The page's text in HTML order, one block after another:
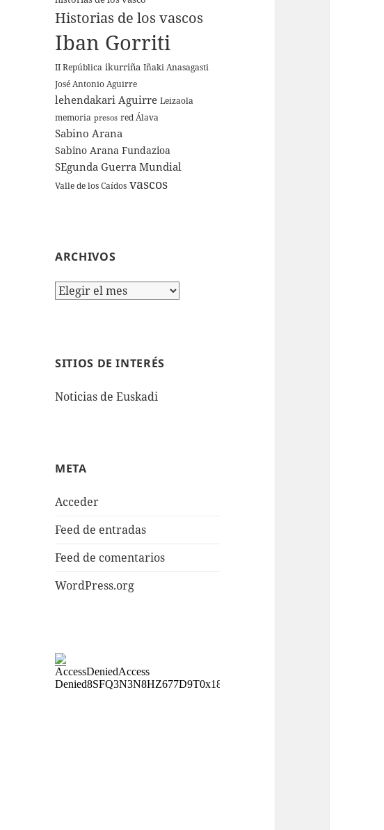
Historias de los vascos
Iban Gorriti
II República ikurriña Iñaki Anasagasti
José Antonio Aguirre
lehendakari Aguirre Leizaola
memoria presos red Álava
Sabino Arana
Sabino Arana Fundazioa
SEgunda Guerra Mundial
Valle de los Caídos vascos
ARCHIVOS
Archivos
SITIOS DE INTERÉS
Noticias de Euskadi
META
Acceder
Feed de entradas
Feed de comentarios
WordPress.org